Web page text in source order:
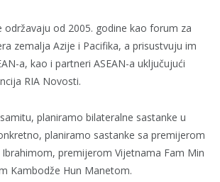
održavaju od 2005. godine kao forum za
zemalja Azije i Pacifika, a prisustvuju im
a, kao i partneri ASEAN-a uključujući
RIA Novosti.
planiramo bilateralne sastanke u
planiramo sastanke sa premijerom
premijerom Vijetnama Fam Min
Kambodže Hun Manetom.